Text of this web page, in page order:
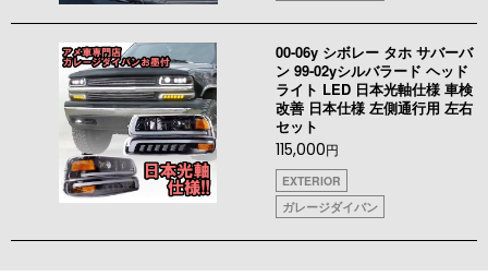
00-06y シボレー タホ サバーバ
ン 99-02yシルバラード ヘッド
ライト LED 日本光軸仕様 車検
改善 日本仕様 左側通行用 左右
セット
115,000円
EXTERIOR
ガレージダイバン